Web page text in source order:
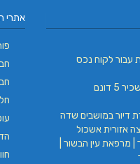
אתרי
לקוח נכס
דונם
דיור במושבים שדה
אזורית אשכול
מרפאת עין הבשור |